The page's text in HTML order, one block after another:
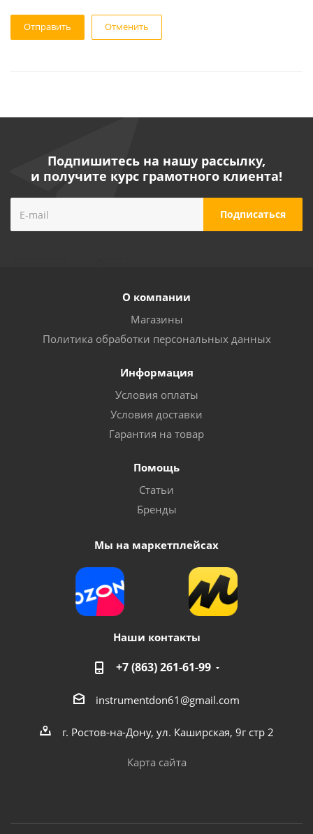
Отменить
Подпишитесь на нашу рассылку,
и получите курс грамотного клиента!
О компании
Магазины
Политика обработки персональных данных
Информация
Условия оплаты
Условия доставки
Гарантия на товар
Помощь
Статьи
Бренды
Мы на маркетплейсах
Наши контакты
+7 (863) 261-61-99
instrumentdon61@gmail.com
г. Ростов-на-Дону, ул. Каширская, 9г стр 2
Карта сайта